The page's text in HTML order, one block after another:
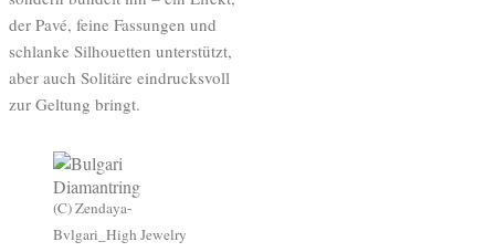
der Pavé, feine Fassungen und
schlanke Silhouetten unterstützt,
aber auch Solitäre eindrucksvoll
zur Geltung bringt.
(C) Zendaya-
Bvlgari_High Jewelry